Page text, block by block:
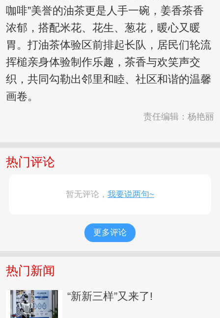
咖啡”美誉的油茶更是人手一碗，姜香茶香
浓郁，搭配米花、花生、葱花，暖心又暖
胃。打油茶体验区前排起长队，居民们轮流
挥槌亲身体验制作乐趣，茶香与欢笑声交
织，共同勾勒出邻里和睦、社区和谐的温馨
画卷。
责任编辑：杨艳丽
热门评论
暂无评论， 我要说两句~
更多评论
热门新闻
“新新三样”又来了!